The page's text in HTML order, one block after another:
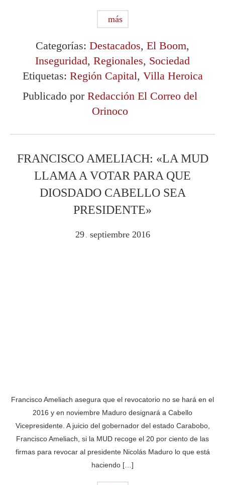
más
Categorías: Destacados, El Boom,
Inseguridad, Regionales, Sociedad
Etiquetas: Región Capital, Villa Heroica
Publicado por Redacción El Correo del
Orinoco
FRANCISCO AMELIACH: «LA MUD
LLAMA A VOTAR PARA QUE
DIOSDADO CABELLO SEA
PRESIDENTE»
29 . septiembre 2016
Francisco Ameliach asegura que el revocatorio no se hará en el
2016 y en noviembre Maduro designará a Cabello
Vicepresidente. A juicio del gobernador del estado Carabobo,
Francisco Ameliach, si la MUD recoge el 20 por ciento de las
firmas para revocar al presidente Nicolás Maduro lo que está
haciendo […]